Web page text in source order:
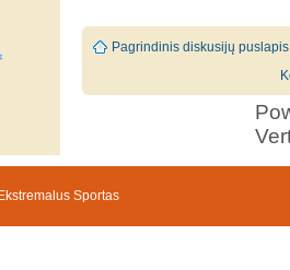
Pagrindinis diskusijų puslapis
Sportas